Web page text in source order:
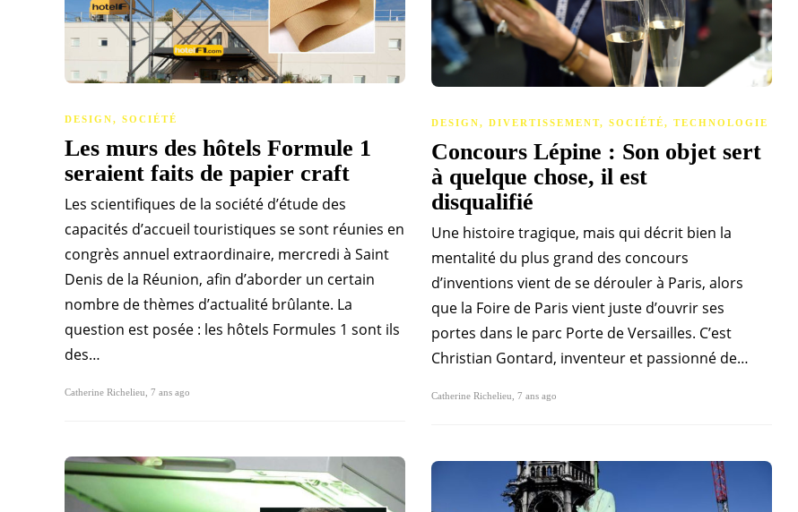
DESIGN, SOCIÉTÉ
Les murs des hôtels Formule 1
seraient faits de papier craft
Les scientifiques de la société d’étude des
capacités d’accueil touristiques se sont réunies en
congrès annuel extraordinaire, mercredi à Saint
Denis de la Réunion, afin d’aborder un certain
nombre de thèmes d’actualité brûlante. La
question est posée : les hôtels Formules 1 sont ils
des…
Catherine Richelieu 7 ans ago
DESIGN, DIVERTISSEMENT, SOCIÉTÉ, TECHNOLOGIE
Concours Lépine : Son objet sert
à quelque chose, il est
disqualifié
Une histoire tragique, mais qui décrit bien la
mentalité du plus grand des concours
d’inventions vient de se dérouler à Paris, alors
que la Foire de Paris vient juste d’ouvrir ses
portes dans le parc Porte de Versailles. C’est
Christian Gontard, inventeur et passionné de…
Catherine Richelieu 7 ans ago